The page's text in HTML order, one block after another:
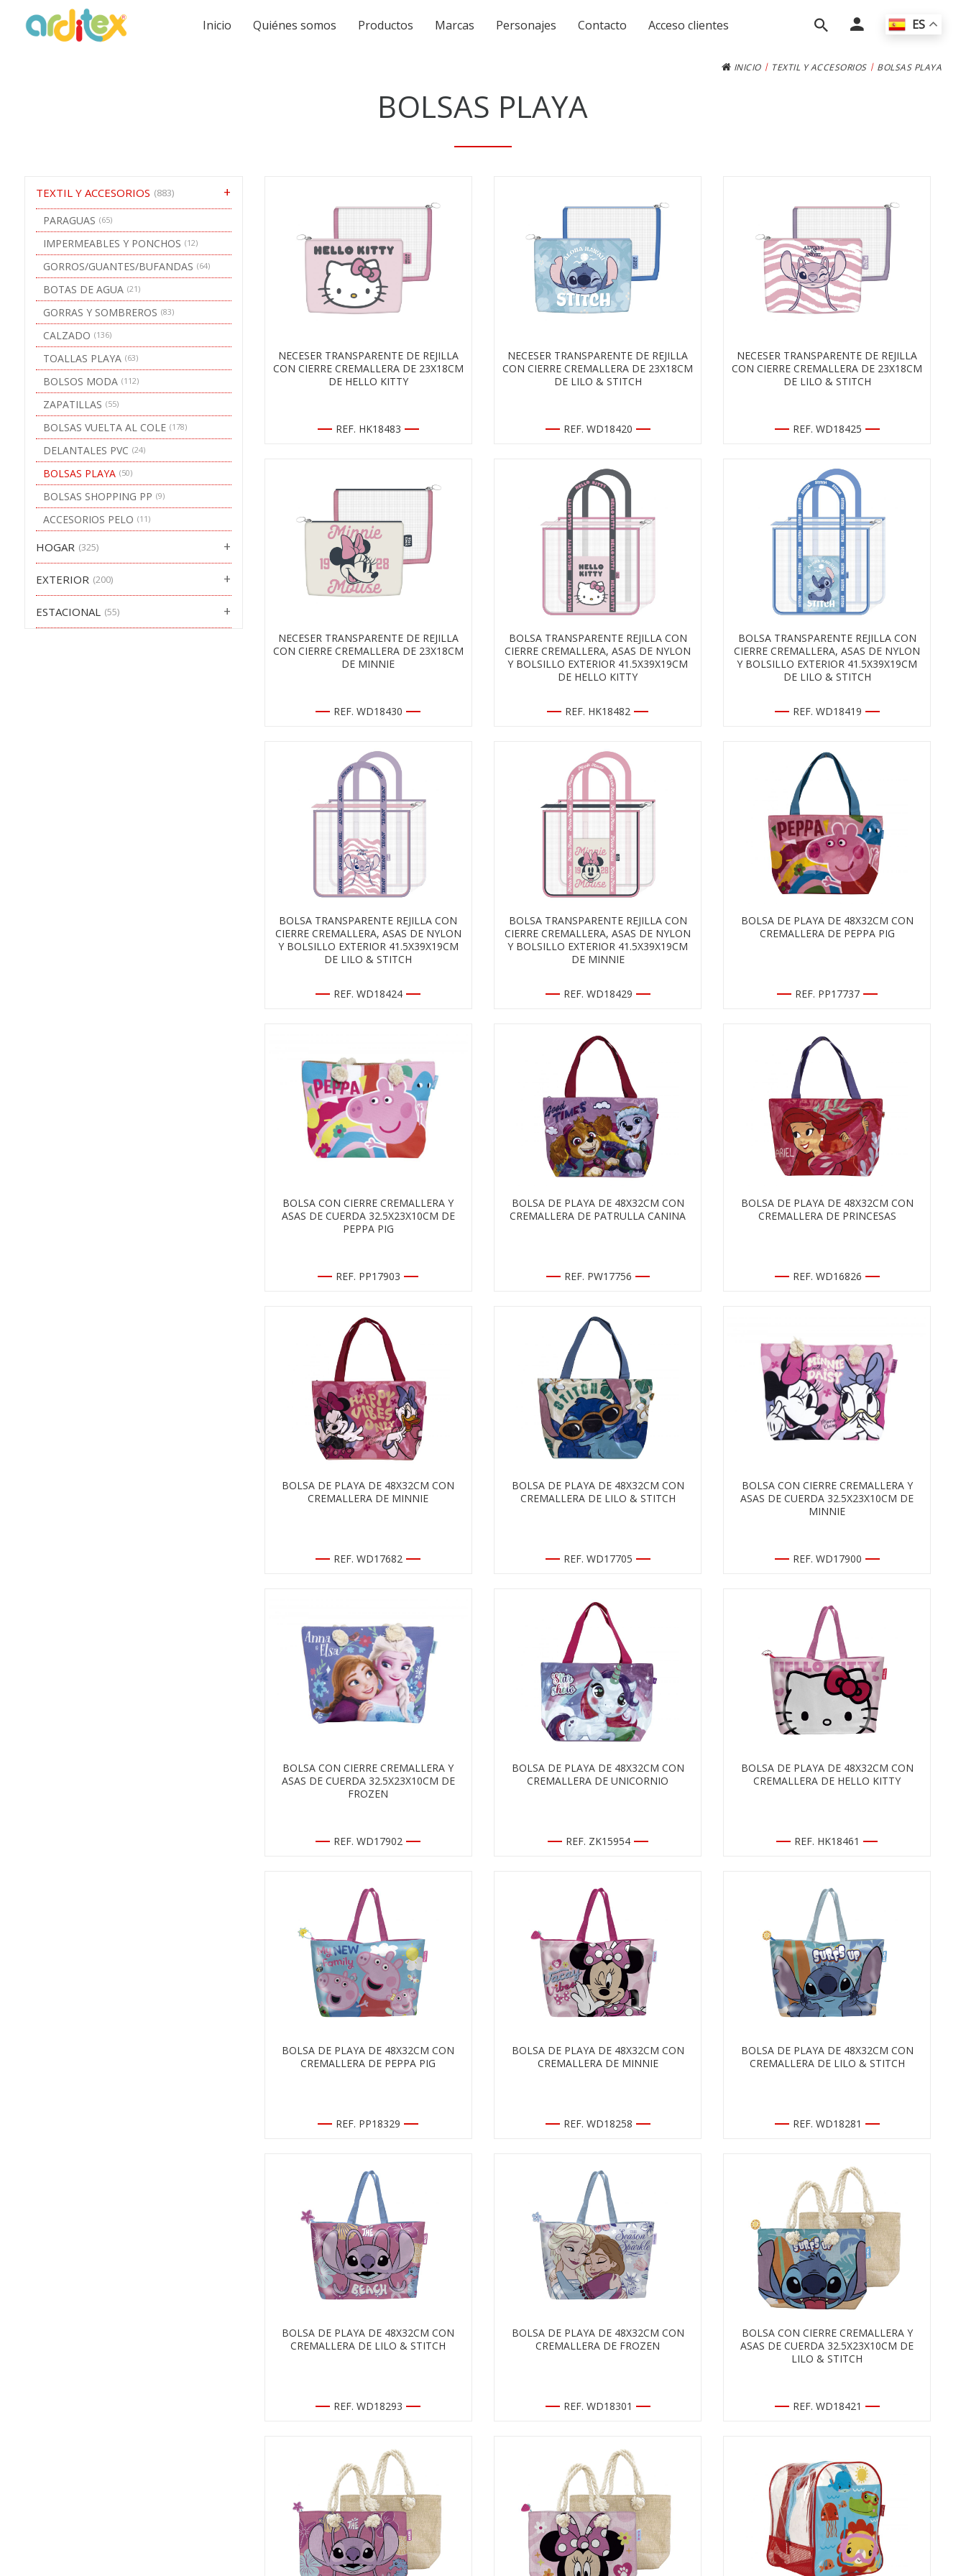
ES
Inicio Quiénes somos Productos Marcas Personajes Contacto Acceso clientes
INICIO | TEXTIL Y ACCESORIOS | BOLSAS PLAYA
BOLSAS PLAYA
TEXTIL Y ACCESORIOS (883)
PARAGUAS (65)
IMPERMEABLES Y PONCHOS (12)
GORROS/GUANTES/BUFANDAS (64)
BOTAS DE AGUA (21)
GORRAS Y SOMBREROS (83)
CALZADO (136)
TOALLAS PLAYA (63)
BOLSOS MODA (112)
ZAPATILLAS (55)
BOLSAS VUELTA AL COLE (178)
DELANTALES PVC (24)
BOLSAS PLAYA (50)
BOLSAS SHOPPING PP (9)
ACCESORIOS PELO (11)
HOGAR (325)
EXTERIOR (200)
ESTACIONAL (55)
NECESER TRANSPARENTE DE REJILLA
CON CIERRE CREMALLERA DE 23X18CM
DE HELLO KITTY
REF. HK18483
NECESER TRANSPARENTE DE REJILLA
CON CIERRE CREMALLERA DE 23X18CM
DE LILO & STITCH
REF. WD18420
NECESER TRANSPARENTE DE REJILLA
CON CIERRE CREMALLERA DE 23X18CM
DE LILO & STITCH
REF. WD18425
NECESER TRANSPARENTE DE REJILLA
CON CIERRE CREMALLERA DE 23X18CM
DE MINNIE
REF. WD18430
BOLSA TRANSPARENTE REJILLA CON
CIERRE CREMALLERA, ASAS DE NYLON
Y BOLSILLO EXTERIOR 41.5X39X19CM
DE HELLO KITTY
REF. HK18482
BOLSA TRANSPARENTE REJILLA CON
CIERRE CREMALLERA, ASAS DE NYLON
Y BOLSILLO EXTERIOR 41.5X39X19CM
DE LILO & STITCH
REF. WD18419
BOLSA TRANSPARENTE REJILLA CON
CIERRE CREMALLERA, ASAS DE NYLON
Y BOLSILLO EXTERIOR 41.5X39X19CM
DE LILO & STITCH
REF. WD18424
BOLSA TRANSPARENTE REJILLA CON
CIERRE CREMALLERA, ASAS DE NYLON
Y BOLSILLO EXTERIOR 41.5X39X19CM
DE MINNIE
REF. WD18429
BOLSA DE PLAYA DE 48X32CM CON
CREMALLERA DE PEPPA PIG
REF. PP17737
BOLSA CON CIERRE CREMALLERA Y
ASAS DE CUERDA 32.5X23X10CM DE
PEPPA PIG
REF. PP17903
BOLSA DE PLAYA DE 48X32CM CON
CREMALLERA DE PATRULLA CANINA
REF. PW17756
BOLSA DE PLAYA DE 48X32CM CON
CREMALLERA DE PRINCESAS
REF. WD16826
BOLSA DE PLAYA DE 48X32CM CON
CREMALLERA DE MINNIE
REF. WD17682
BOLSA DE PLAYA DE 48X32CM CON
CREMALLERA DE LILO & STITCH
REF. WD17705
BOLSA CON CIERRE CREMALLERA Y
ASAS DE CUERDA 32.5X23X10CM DE
MINNIE
REF. WD17900
BOLSA CON CIERRE CREMALLERA Y
ASAS DE CUERDA 32.5X23X10CM DE
FROZEN
REF. WD17902
BOLSA DE PLAYA DE 48X32CM CON
CREMALLERA DE UNICORNIO
REF. ZK15954
BOLSA DE PLAYA DE 48X32CM CON
CREMALLERA DE HELLO KITTY
REF. HK18461
BOLSA DE PLAYA DE 48X32CM CON
CREMALLERA DE PEPPA PIG
REF. PP18329
BOLSA DE PLAYA DE 48X32CM CON
CREMALLERA DE MINNIE
REF. WD18258
BOLSA DE PLAYA DE 48X32CM CON
CREMALLERA DE LILO & STITCH
REF. WD18281
BOLSA DE PLAYA DE 48X32CM CON
CREMALLERA DE LILO & STITCH
REF. WD18293
BOLSA DE PLAYA DE 48X32CM CON
CREMALLERA DE FROZEN
REF. WD18301
BOLSA CON CIERRE CREMALLERA Y
ASAS DE CUERDA 32.5X23X10CM DE
LILO & STITCH
REF. WD18421